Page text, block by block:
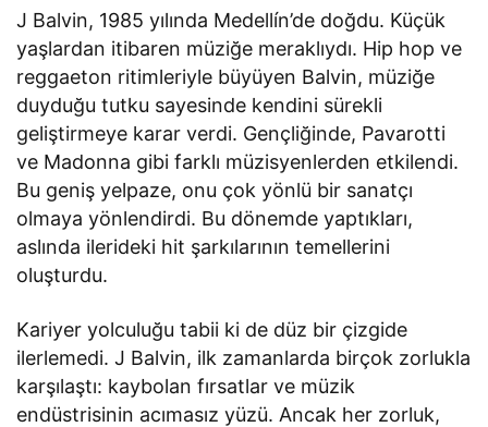
J Balvin, 1985 yılında Medellín’de doğdu. Küçük
yaşlardan itibaren müziğe meraklıydı. Hip hop ve
reggaeton ritimleriyle büyüyen Balvin, müziğe
duyduğu tutku sayesinde kendini sürekli
geliştirmeye karar verdi. Gençliğinde, Pavarotti
ve Madonna gibi farklı müzisyenlerden etkilendi.
Bu geniş yelpaze, onu çok yönlü bir sanatçı
olmaya yönlendirdi. Bu dönemde yaptıkları,
aslında ilerideki hit şarkılarının temellerini
oluşturdu.
Kariyer yolculuğu tabii ki de düz bir çizgide
ilerlemedi. J Balvin, ilk zamanlarda birçok zorlukla
karşılaştı: kaybolan fırsatlar ve müzik
endüstrisinin acımasız yüzü. Ancak her zorluk,